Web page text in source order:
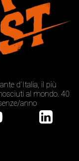
d’Italia, il più
al mondo. 40
anno